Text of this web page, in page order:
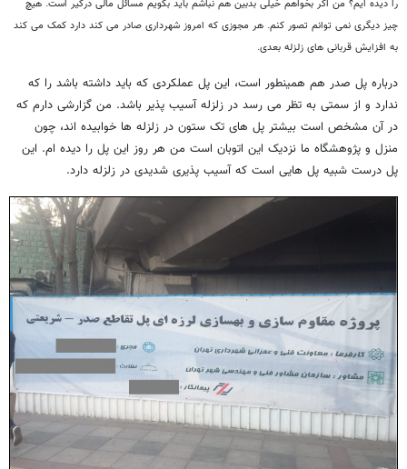
را دیده ايم؟ من اگر بخواهم خیلی بدبین هم نباشم باید بگویم مسائل مالی درگیر است. هیچ
چیز دیگری نمی توانم تصور کنم. هر مجوزی که امروز شهرداری صادر می کند دارد کمک می کند
به افزایش قربانی های زلزله بعدی.
درباره پل صدر هم همینطور است، این پل عملکردی که باید داشته باشد را که
ندارد و از سمتی به تظر می رسد در زلزله آسیب پذیر باشد. من گزارشی دارم که
در آن مشخص است بیشتر پل های تک ستون در زلزله ها خوابیده اند، چون
منزل و پژوهشگاه ما نزدیک این اتوبان است من هر روز این پل را دیده ام. این
پل درست شبیه پل هایی است که آسیب پذیری شدیدی در زلزله دارد.